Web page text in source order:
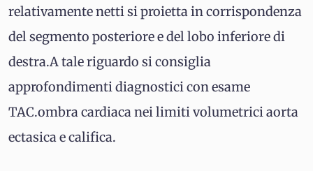
relativamente netti si proietta in corrispondenza
del segmento posteriore e del lobo inferiore di
destra.A tale riguardo si consiglia
approfondimenti diagnostici con esame
TAC.ombra cardiaca nei limiti volumetrici aorta
ectasica e califica.